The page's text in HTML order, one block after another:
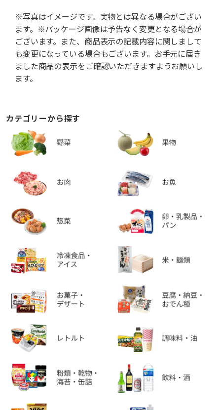
※写真はイメージです。実物とは異なる場合がござい
ます。※パッケージ画像は予告なく変更となる場合が
ございます。また、商品表示の記載内容に関しまして
も変更になっている場合もございます。お手元に届き
ました商品の表示をご確認いただきますようお願いし
ます。
カテゴリーから探す